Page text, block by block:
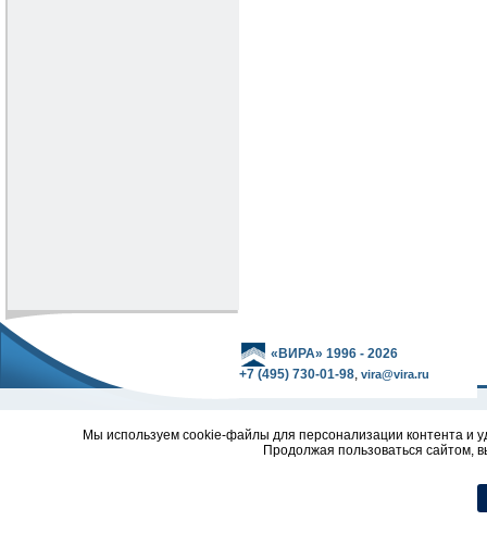
«ВИРА» 1996 - 2026
+7 (495) 730-01-98, vira@vira.ru
Мы используем cookie-файлы для персонализации контента и
Продолжая пользоваться сайтом,